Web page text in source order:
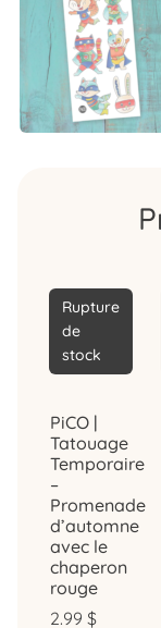
Rupture
de
stock
PiCO |
Tatouage
Temporaire
–
Promenade
d’automne
avec le
chaperon
rouge
2.99 $